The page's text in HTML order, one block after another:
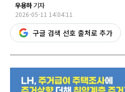
우용하기자
2026-05-11 14:04:11
구글 검색 선호 출처로 추가